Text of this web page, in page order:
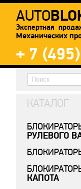
AUTO
Экспертная
Механических
+ 7
КАТАЛОГ
РУЛЕВОГО
КАПОТА